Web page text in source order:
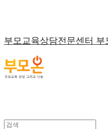
부모교육상담전문센터 부